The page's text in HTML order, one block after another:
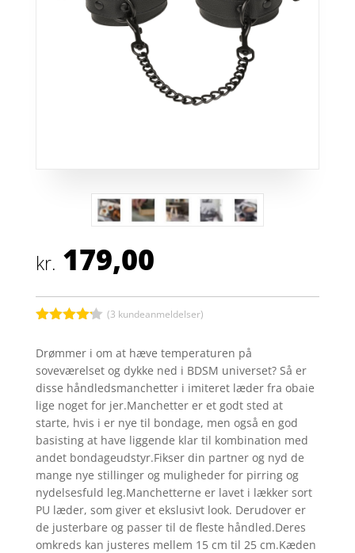
kr. 179,00
ud af 5
baseret
på
kundebedø
mmelser
(3 kundeanmeldelser)
Drømmer i om at hæve temperaturen på
soveværelset og dykke ned i BDSM universet? Så er
disse håndledsmanchetter i imiteret læder fra obaie
lige noget for jer.Manchetter er et godt sted at
starte, hvis i er nye til bondage, men også en god
basisting at have liggende klar til kombination med
andet bondageudstyr.Fikser din partner og nyd de
mange nye stillinger og muligheder for pirring og
nydelsesfuld leg.Manchetterne er lavet i lækker sort
PU læder, som giver et ekslusivt look. Derudover er
de justerbare og passer til de fleste håndled.Deres
omkreds kan justeres mellem 15 cm til 25 cm.Kæden